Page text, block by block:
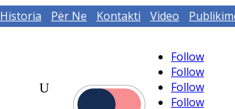
Historia Për Ne Kontakti Video
Follow
Follow
Follow
Follow